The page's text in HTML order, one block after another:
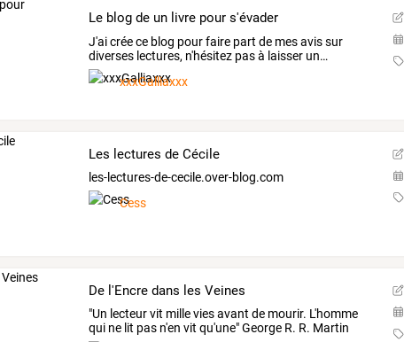
Le blog de un livre pour s'évader
J'aicréece blog pourfaire part de mesavissur
diverses lectures, n'hésitez pasà laisser un…
xxxGalliaxxx
Les lectures de Cécile
les-lectures-de-cecile.over-blog.com
Cess
De l'Encre dans les Veines
"Un lecteur vit mille vies avant de mourir. L'homme
qui ne lit pas n'en vit qu'une" George R. R. Martin